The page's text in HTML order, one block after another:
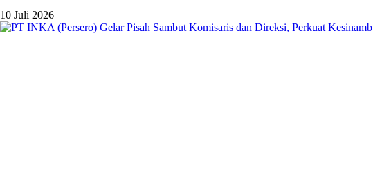
10 Juli 2026